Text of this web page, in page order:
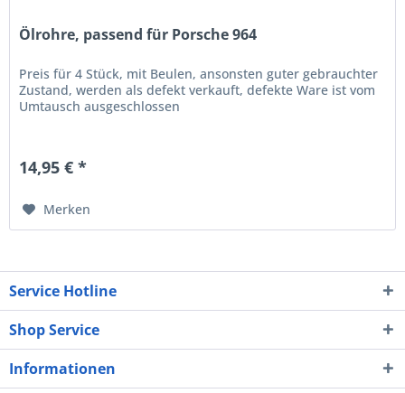
Ölrohre, passend für Porsche 964
Preis für 4 Stück, mit Beulen, ansonsten guter gebrauchter
Zustand, werden als defekt verkauft, defekte Ware ist vom
Umtausch ausgeschlossen
14,95 € *
Merken
Service Hotline
Shop Service
Informationen